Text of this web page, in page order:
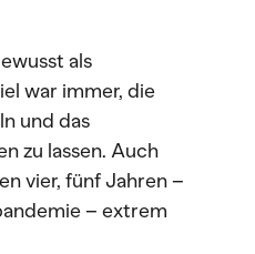
als
war immer, die
und das
zu lassen. Auch
vier, fünf Jahren –
– extrem